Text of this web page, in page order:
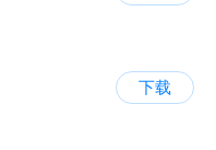
下载